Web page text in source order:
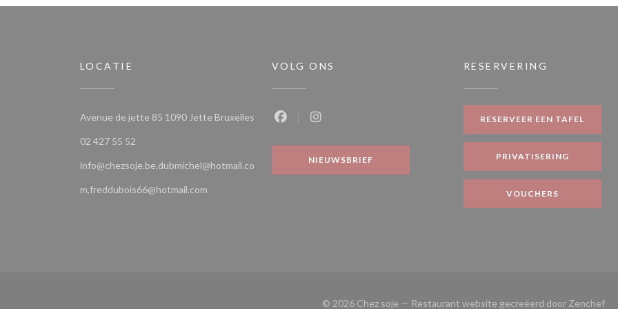
LOCATIE
Avenue de jette 85 1090 Jette Bruxelles((opent in een nieuw venster))
02 427 55 52
info@chezsoje.be,dubmichel@hotmail.co
m,freddubois66@hotmail.com
VOLG ONS
NIEUWSBRIEF
RESERVERING
RESERVEER EEN TAFEL
PRIVATISERING
VOUCHERS
© 2026 Chez soje — Restaurant website gecreëerd door Zenchef